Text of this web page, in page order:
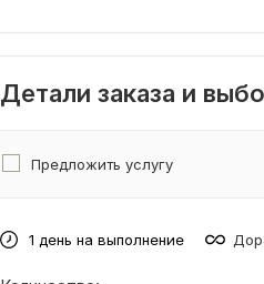
Детали заказа и
Предложить услугу
1 день на выполнение